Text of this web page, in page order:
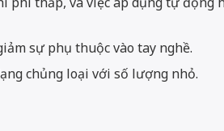
sự phụ thuộc vào tay nghề.
chủng loại với số lượng nhỏ.